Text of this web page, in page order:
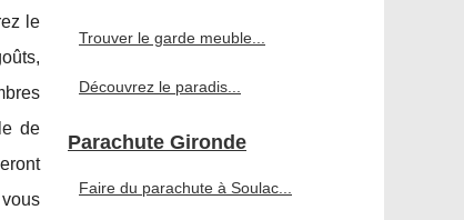
le
de
Trouver le garde meuble...
Découvrez le paradis...
Parachute Gironde
Faire du parachute à Soulac...